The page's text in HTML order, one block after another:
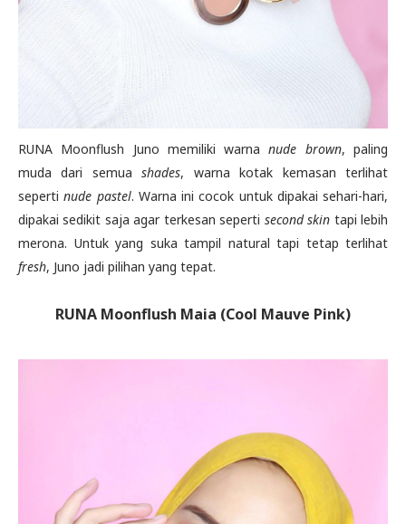
RUNA Moonflush Juno memiliki warnanude brown, paling
muda dari semuashades, warna kotak kemasan terlihat
sepertinude pastel. Warna ini cocok untuk dipakai sehari-hari,
dipakai sedikit saja agar terkesan seperti second skin tapi lebih
merona. Untuk yang suka tampil natural tapi tetap terlihat
fresh, Juno jadi pilihan yang tepat.
RUNA Moonflush Maia (Cool Mauve Pink)